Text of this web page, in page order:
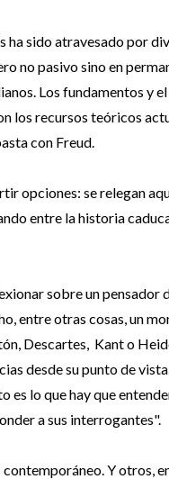
ha sido atravesado por
no pasivo sino en
Los fundamentos y
los recursos teóricos
con Freud.
opciones: se relegan
entre la historia
sobre un pensador
entre otras cosas, un
Descartes, Kant o
desde su punto de
lo que hay que
a sus interrogantes".
contemporáneo. Y otros,